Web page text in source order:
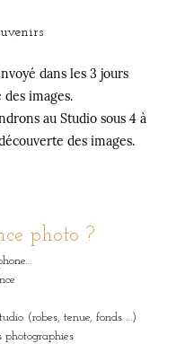
dans les 3 jours
images.
au Studio sous 4 à
des images.
photo ?
(robes, tenue, fonds …)